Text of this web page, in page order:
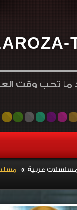
AROZA-
ما تحب وقت
عربية »